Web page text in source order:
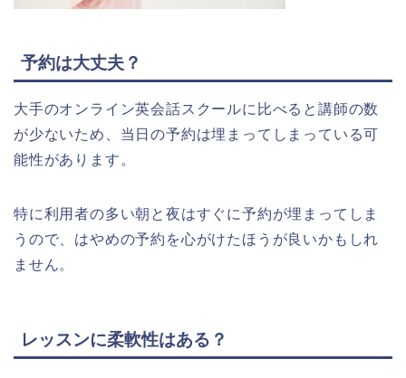
予約は大丈夫？
大手のオンライン英会話スクールに比べると講師の数
が少ないため、当日の予約は埋まってしまっている可
能性があります。
特に利用者の多い朝と夜はすぐに予約が埋まってしま
うので、はやめの予約を心がけたほうが良いかもしれ
ません。
レッスンに柔軟性はある？